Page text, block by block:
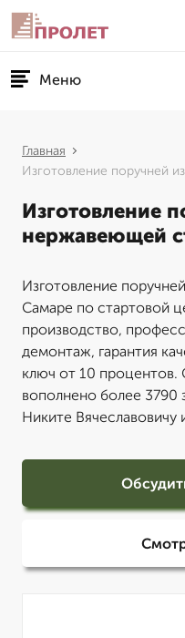
Меню
Главная
Изготовление поручней
Изготовление
нержавеющей
Изготовление
Самаре по стартовой
производство,
демонтаж, гарантия
ключ от 10 процентов.
вополнено более 3790
Никите Вячеславовичу